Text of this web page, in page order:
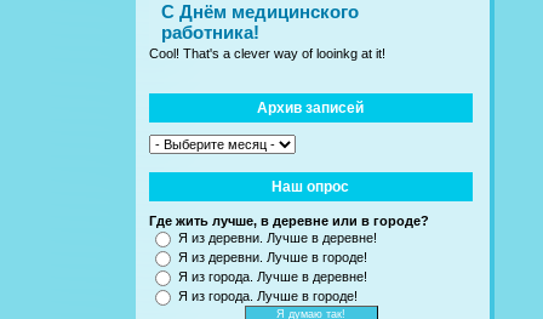
C Днём медицинского
работника!
Cool! That's a clever way of looinkg at it!
Архив записей
Наш опрос
Где жить лучше, в деревне или в городе?
Я из деревни. Лучше в деревне!
Я из деревни. Лучше в городе!
Я из города. Лучше в деревне!
Я из города. Лучше в городе!